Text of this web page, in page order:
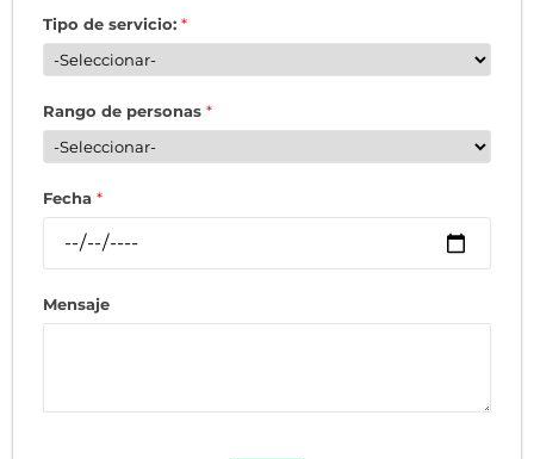
Tipo de servicio: *
Rango de personas *
Fecha *
Mensaje